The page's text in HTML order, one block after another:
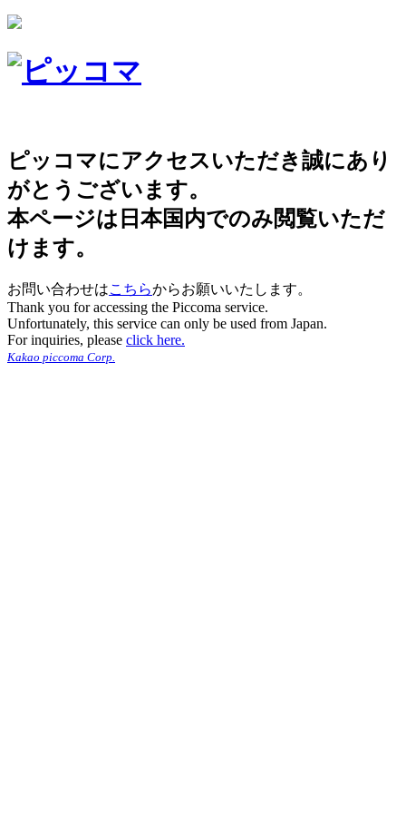
ピッコマにアクセスいただき誠にあり
がとうございます。
本ページは日本国内でのみ閲覧いただ
けます。
お問い合わせはこちらからお願いいたします。
Thank you for accessing the Piccoma service.
Unfortunately, this service can only be used from Japan.
For inquiries, please click here.
Kakao piccoma Corp.